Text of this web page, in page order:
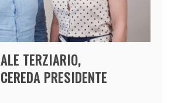
TERZIARIO,
PRESIDENTE